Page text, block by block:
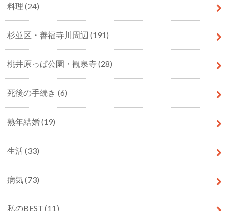
料理 (24)
杉並区・善福寺川周辺 (191)
桃井原っぱ公園・観泉寺(28)
死後の手続き (6)
熟年結婚(19)
生活(33)
病気(73)
私のBEST (11)